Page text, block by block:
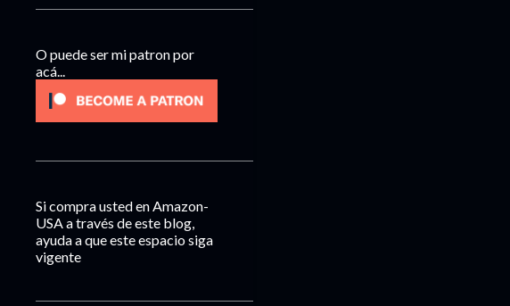
O puede ser mi patron por
acá...
Si compra usted en Amazon-
USA a través de este blog,
ayuda a que este espacio siga
vigente